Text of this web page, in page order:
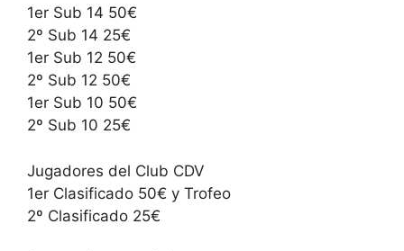
1er Sub 14 50€
2º Sub 14 25€
1er Sub 12 50€
2º Sub 12 50€
1er Sub 10 50€
2º Sub 10 25€
Jugadores del Club CDV
1er Clasificado 50€ y Trofeo
2º Clasificado 25€